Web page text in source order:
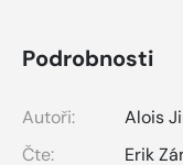
Podrobnosti
Autoři:
Alois
Čte:
Erik